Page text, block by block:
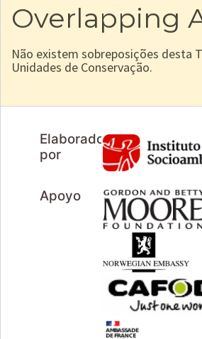
Overlapping
Não existem sobreposições desta
Unidades de Conservação.